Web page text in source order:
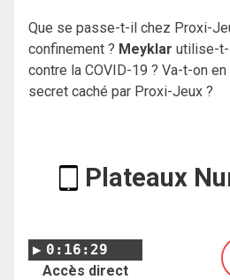
Que se passe-t-il chez Proxi-
confinement ? Meyklar utilise-t-
contre la COVID-19 ? Va-t-on
secret caché par Proxi-Jeux ?
Plateaux
0:16:29
Accès direct